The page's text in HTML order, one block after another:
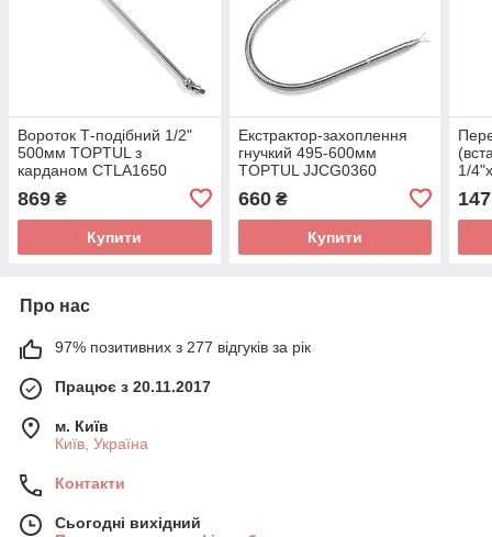
Вороток Т-подібний 1/2"
500мм TOPTUL з
карданом CTLA1650
869 ₴
Купити
Екстрактор-захоплення
гнучкий 495-600мм
TOPTUL JJCG0360
660₴
Купити
1/
147
Про нас
97% позитивних з 277 відгуків за рік
Працює з 20.11.2017
м. Київ
Київ, Україна
Контакти
Сьогодні вихідний